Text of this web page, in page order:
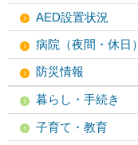
AED設置状況
病院（夜間・休日）
防災情報
暮らし・手続き
子育て・教育